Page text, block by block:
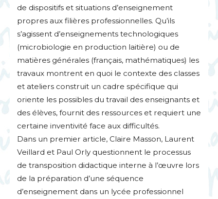
de dispositifs et situations d’enseignement
propres aux filières professionnelles. Qu’ils
s’agissent d’enseignements technologiques
(microbiologie en production laitière) ou de
matières générales (français, mathématiques) les
travaux montrent en quoi le contexte des classes
et ateliers construit un cadre spécifique qui
oriente les possibles du travail des enseignants et
des élèves, fournit des ressources et requiert une
certaine inventivité face aux difficultés.
Dans un premier article, Claire Masson, Laurent
Veillard et Paul Orly questionnent le processus
de transposition didactique interne à l’œuvre lors
de la préparation d’une séquence
d’enseignement dans un lycée professionnel